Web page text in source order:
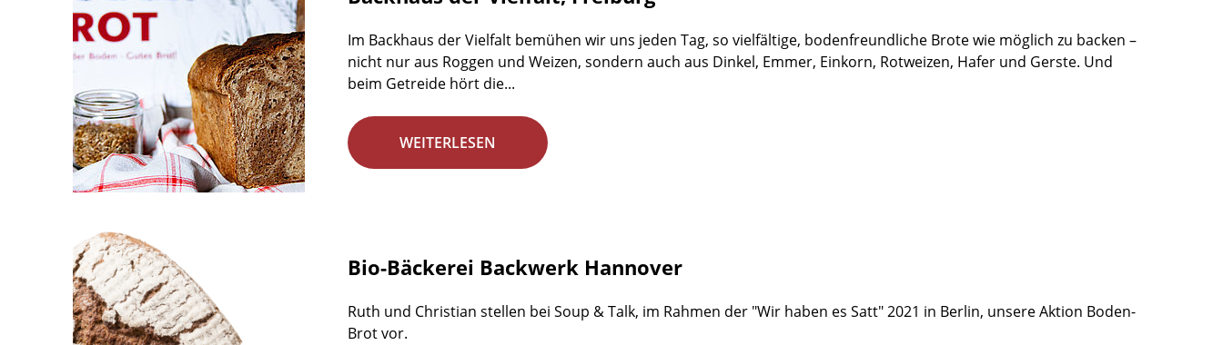
Im Backhaus der Vielfalt bemühen wir uns jeden Tag, so vielfältige, bodenfreundliche Brote wie möglich zu backen –
nicht nur aus Roggen und Weizen, sondern auch aus Dinkel, Emmer, Einkorn, Rotweizen, Hafer und Gerste. Und
beim Getreide hört die...
WEITERLESEN
Bio-Bäckerei Backwerk Hannover
Ruth und Christian stellen bei Soup & Talk, im Rahmen der "Wir haben es Satt" 2021 in Berlin, unsere Aktion Boden-
Brot vor.